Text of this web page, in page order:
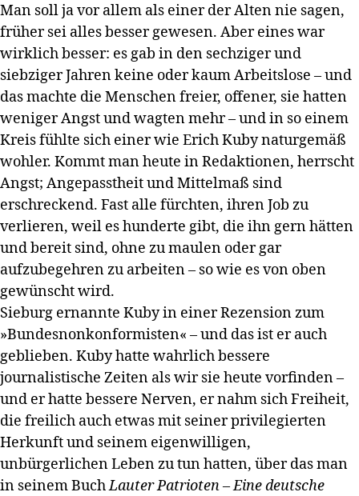
Man soll ja vor allem als einer der Alten nie sagen,
früher sei alles besser gewesen. Aber eines war
wirklich besser: es gab in den sechziger und
siebziger Jahren keine oder kaum Arbeitslose – und
das machte die Menschen freier, offener, sie hatten
weniger Angst und wagten mehr – und in so einem
Kreis fühlte sich einer wie Erich Kuby naturgemäß
wohler. Kommt man heute in Redaktionen, herrscht
Angst; Angepasstheit und Mittelmaß sind
erschreckend. Fast alle fürchten, ihren Job zu
verlieren, weil es hunderte gibt, die ihn gern hätten
und bereit sind, ohne zu maulen oder gar
aufzubegehren zu arbeiten – so wie es von oben
gewünscht wird.
Sieburg ernannte Kuby in einer Rezension zum
»Bundesnonkonformisten« – und das ist er auch
geblieben. Kuby hatte wahrlich bessere
journalistische Zeiten als wir sie heute vorfinden –
und er hatte bessere Nerven, er nahm sich Freiheit,
die freilich auch etwas mit seiner privilegierten
Herkunft und seinem eigenwilligen,
unbürgerlichen Leben zu tun hatten, über das man
in seinem BuchLauter Patrioten – Eine deutsche